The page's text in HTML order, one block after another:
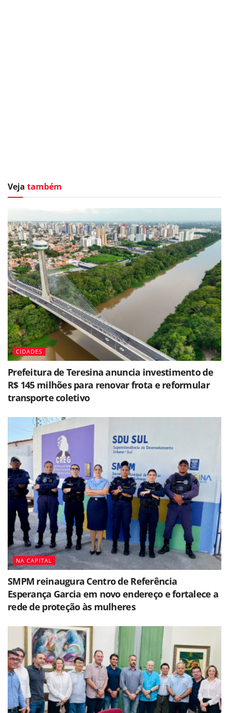
Veja também
CIDADES
Prefeitura de Teresina anuncia investimento de
R$ 145 milhões para renovar frota e reformular
transporte coletivo
NA CAPITAL
SMPM reinaugura Centro de Referência
Esperança Garcia em novo endereço e fortalece a
rede de proteção às mulheres